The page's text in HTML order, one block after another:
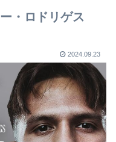
・ロドリゲス
2024.09.23